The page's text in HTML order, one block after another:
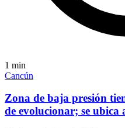
1 min
Cancún
Zona de baja presión
de evolucionar; se